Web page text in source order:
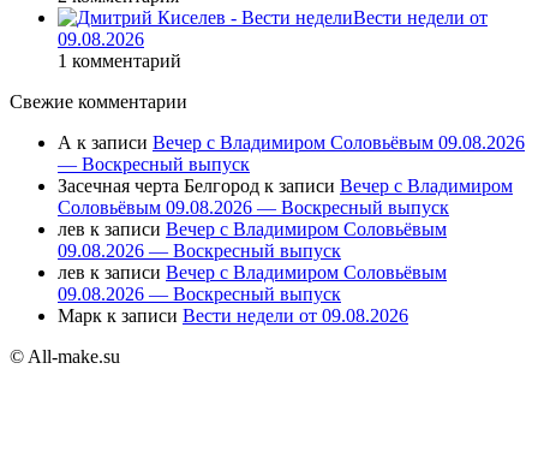
Вести недели от
09.08.2026
1 комментарий
Свежие комментарии
А к записи Вечер с Владимиром Соловьёвым 09.08.2026
— Воскресный выпуск
Засечная черта Белгород к записи Вечер с Владимиром
Соловьёвым 09.08.2026 — Воскресный выпуск
лев к записи Вечер с Владимиром Соловьёвым
09.08.2026 — Воскресный выпуск
лев к записи Вечер с Владимиром Соловьёвым
09.08.2026 — Воскресный выпуск
Марк к записи Вести недели от 09.08.2026
© All-make.su